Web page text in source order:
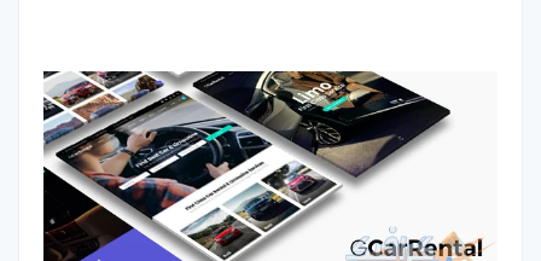
فیلتر-فتوشاپ
استایل-فتوشاپ